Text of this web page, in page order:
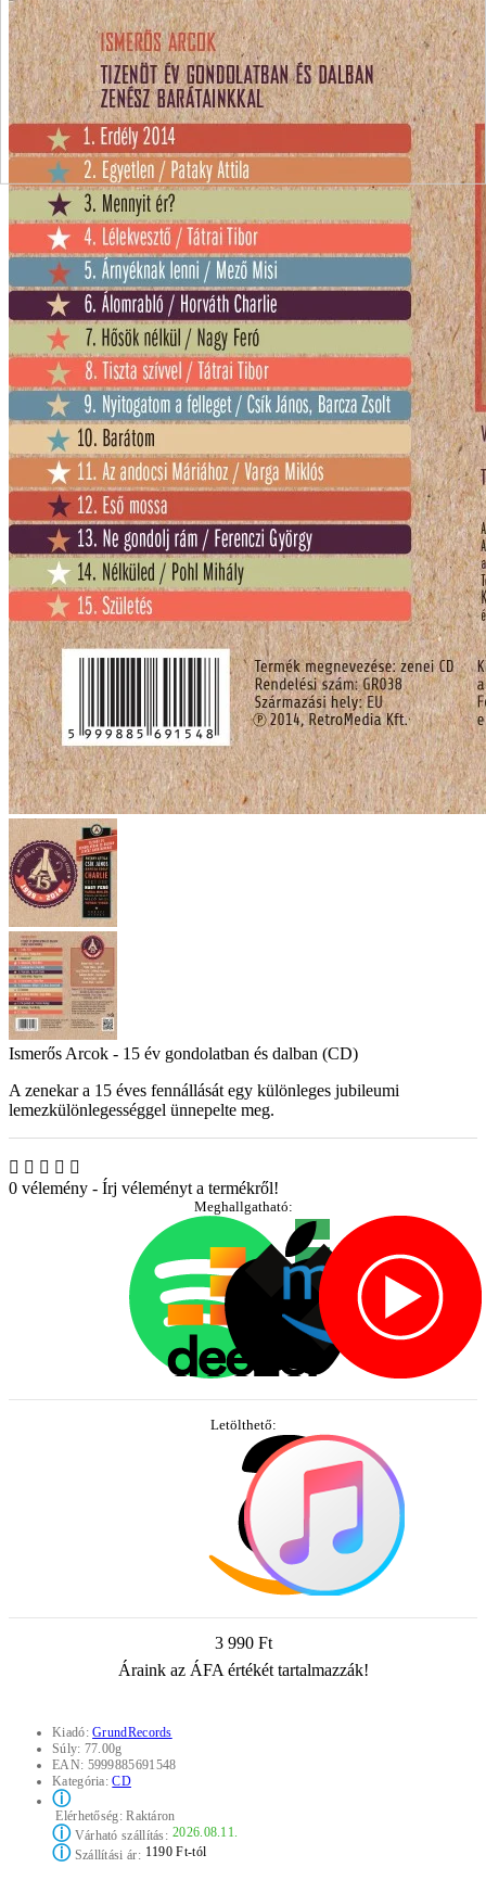
Ismerős Arcok - 15 év gondolatban és dalban (CD)
A zenekar a 15 éves fennállását egy különleges jubileumi
lemezkülönlegességgel ünnepelte meg.
0 vélemény - Írj véleményt a termékről!
Meghallgatható:
Letölthető:
3 990 Ft
Áraink az ÁFA értékét tartalmazzák!
Kiadó:GrundRecords
Súly: 77.00g
EAN: 5999885691548
Kategória:CD
ⓘ
Elérhetőség:Raktáron
ⓘVárható szállítás: 2026.08.11.
ⓘSzállítási ár: 1190 Ft-tól